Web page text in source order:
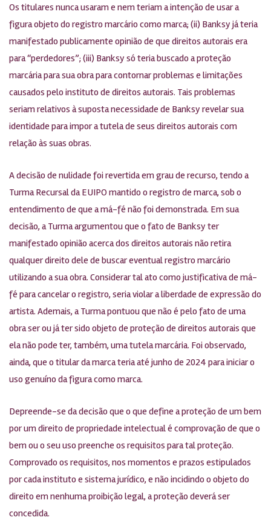
Os titulares nunca usaram e nem teriam a intenção de usar a
figura objeto do registro marcário como marca; (ii) Banksy já teria
manifestado publicamente opinião de que direitos autorais era
para “perdedores”; (iii) Banksy só teria buscado a proteção
marcária para sua obra para contornar problemas e limitações
causados pelo instituto de direitos autorais. Tais problemas
seriam relativos à suposta necessidade de Banksy revelar sua
identidade para impor a tutela de seus direitos autorais com
relação às suas obras.
A decisão de nulidade foi revertida em grau de recurso, tendo a
Turma Recursal da EUIPO mantido o registro de marca, sob o
entendimento de que a má-fé não foi demonstrada. Em sua
decisão, a Turma argumentou que o fato de Banksy ter
manifestado opinião acerca dos direitos autorais não retira
qualquer direito dele de buscar eventual registro marcário
utilizando a sua obra. Considerar tal ato como justificativa de má-
fé para cancelar o registro, seria violar a liberdade de expressão do
artista. Ademais, a Turma pontuou que não é pelo fato de uma
obra ser ou já ter sido objeto de proteção de direitos autorais que
ela não pode ter, também, uma tutela marcária. Foi observado,
ainda, que o titular da marca teria até junho de 2024 para iniciar o
uso genuíno da figura como marca.
Depreende-se da decisão que o que define a proteção de um bem
por um direito de propriedade intelectual é comprovação de que o
bem ou o seu uso preenche os requisitos para tal proteção.
Comprovado os requisitos, nos momentos e prazos estipulados
por cada instituto e sistema jurídico, e não incidindo o objeto do
direito em nenhuma proibição legal, a proteção deverá ser
concedida.